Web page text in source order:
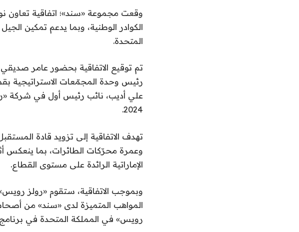
وقعت مجموعة «سند»؛ اتفاقية تعاون
الكوادر الوطنية، وبما يدعم تمكين
المتحدة.
تم توقيع الاتفاقية بحضور عامر
رئيس وحدة المجمّعات الاستراتيجية
علي أديب، نائب رئيس أول في شركة
2024.
تهدف الاتفاقية إلى تزويد قادة
وعمرة محرّكات الطائرات، بما ينعكس
الإماراتية الرائدة على مستوى القطاع.
المواهب المتميزة لدى «سند» من أصحاب
رويس» في المملكة المتحدة في